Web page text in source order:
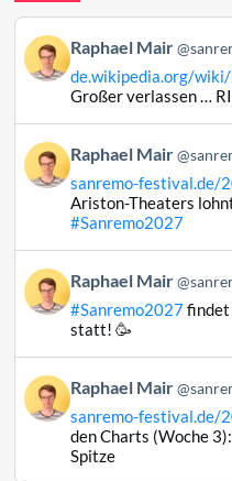
Beitrag
von
Raphael
Bluesky
ansehen
Raphael Mair
de.wikipedia.org/wiki/
Großer verlassen …
Beitrag
von
Raphael
ansehen
Raphael Mair
sanremo-festival.de/
Ariston-Theaters
#Sanremo2027
Beitrag
von
Raphael
Bluesky
ansehen
Raphael Mair
#Sanremo2027findet
statt! 🥳
Beitrag
von
Raphael
Raphael Mair
sanremo-festival.de/
den Charts (Woche
Spitze